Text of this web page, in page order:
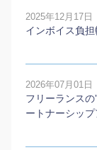
2025年12月17日
インボイス負
2026年07月01日
フリーランス
ートナーシッ